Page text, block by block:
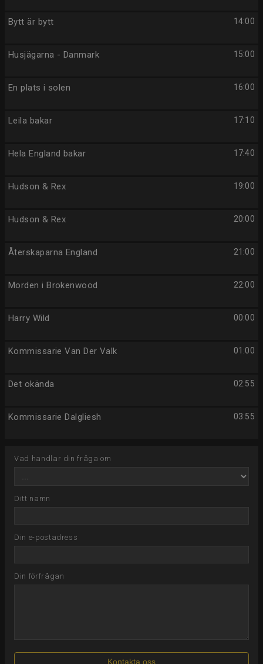
14:00
Bytt är bytt
15:00
Husjägarna - Danmark
16:00
En plats i solen
17:10
Leila bakar
17:40
Hela England bakar
19:00
Hudson & Rex
20:00
Hudson & Rex
21:00
Återskaparna England
22:00
Morden i Brokenwood
00:00
Harry Wild
01:00
Kommissarie Van Der Valk
02:55
Det okända
03:55
Kommissarie Dalgliesh
Vad handlar din fråga om
Ditt namn
Din e-postadress
Din förfrågan